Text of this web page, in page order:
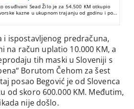
osuđivani Sead Žilo je za 54.500 KM otkupio
kazne u ukupnom trajanju od godinu i po
slobodu je iskoristio za nove prevare,
i ispostavljenog predračuna,
na račun uplatio 10.000 KM, a
tih maski u Sloveniji s
Borutom Čehom za šest
posao Begović je od Slovenca
od skoro 600.000 KM. Međutim,
nije došlo.